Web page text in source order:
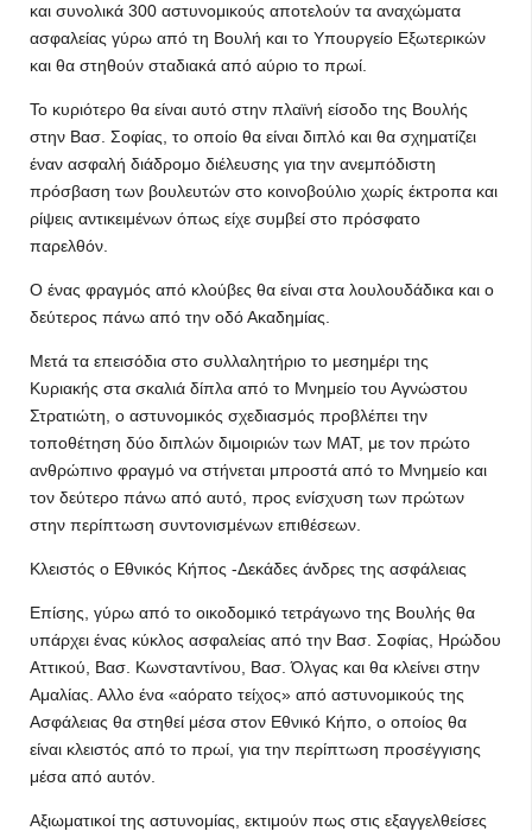
και συνολικά 300 αστυνομικούς αποτελούν τα αναχώματα
ασφαλείας γύρω από τη Βουλή και το Υπουργείο Εξωτερικών
και θα στηθούν σταδιακά από αύριο το πρωί.
Το κυριότερο θα είναι αυτό στην πλαϊνή είσοδο της Βουλής
στην Βασ. Σοφίας, το οποίο θα είναι διπλό και θα σχηματίζει
έναν ασφαλή διάδρομο διέλευσης για την ανεμπόδιστη
πρόσβαση των βουλευτών στο κοινοβούλιο χωρίς έκτροπα και
ρίψεις αντικειμένων όπως είχε συμβεί στο πρόσφατο
παρελθόν.
Ο ένας φραγμός από κλούβες θα είναι στα λουλουδάδικα και ο
δεύτερος πάνω από την οδό Ακαδημίας.
Μετά τα επεισόδια στο συλλαλητήριο το μεσημέρι της
Κυριακής στα σκαλιά δίπλα από το Μνημείο του Αγνώστου
Στρατιώτη, ο αστυνομικός σχεδιασμός προβλέπει την
τοποθέτηση δύο διπλών διμοιριών των ΜΑΤ, με τον πρώτο
ανθρώπινο φραγμό να στήνεται μπροστά από το Μνημείο και
τον δεύτερο πάνω από αυτό, προς ενίσχυση των πρώτων
στην περίπτωση συντονισμένων επιθέσεων.
Κλειστός ο Εθνικός Κήπος -Δεκάδες άνδρες της ασφάλειας
Επίσης, γύρω από το οικοδομικό τετράγωνο της Βουλής θα
υπάρχει ένας κύκλος ασφαλείας από την Βασ. Σοφίας, Ηρώδου
Αττικού, Βασ. Κωνσταντίνου, Βασ. Όλγας και θα κλείνει στην
Αμαλίας. Αλλο ένα «αόρατο τείχος» από αστυνομικούς της
Ασφάλειας θα στηθεί μέσα στον Εθνικό Κήπο, ο οποίος θα
είναι κλειστός από το πρωί, για την περίπτωση προσέγγισης
μέσα από αυτόν.
Αξιωματικοί της αστυνομίας, εκτιμούν πως στις εξαγγελθείσες